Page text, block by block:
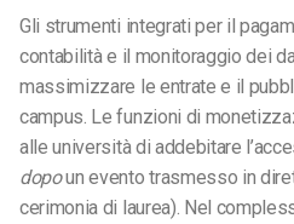
Gli strumenti integrati per il
contabilità e il monitoraggio dei
massimizzare le entrate e il
campus. Le funzioni di
alle università di addebitare
dopoun evento trasmesso in
cerimonia di laurea). Nel